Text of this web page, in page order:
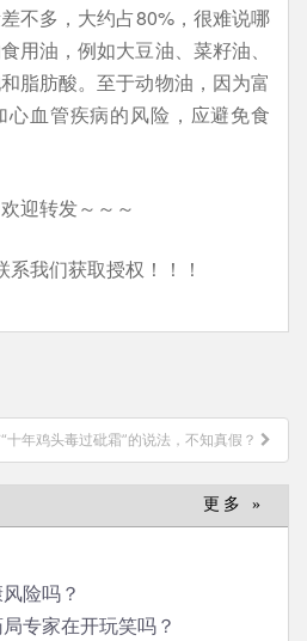
不多，大约占80%，很难说哪
用油，例如大豆油、菜籽油、
脂肪酸。至于动物油，因为富
血管疾病的风险，应避免食
迎转发～～～
系我们获取授权！！！
十年鸡头毒过砒霜”的说法，不知真假？
更多 »
险吗？
专家在开玩笑吗？